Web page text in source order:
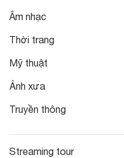
Âm nhạc
Thời trang
Mỹ thuật
Ảnh xưa
Truyền thông
Streaming tour